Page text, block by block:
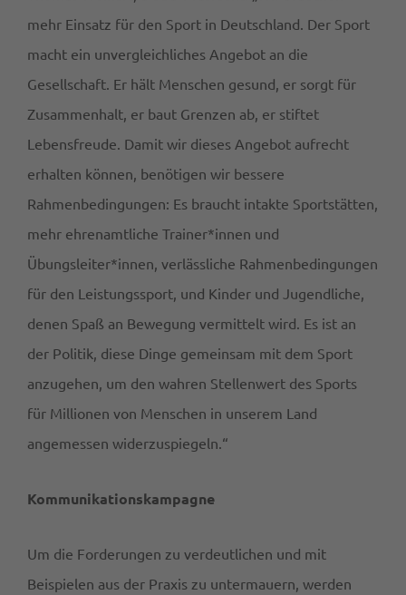
mehr Einsatz für den Sport in Deutschland. Der Sport
macht ein unvergleichliches Angebot an die
Gesellschaft. Er hält Menschen gesund, er sorgt für
Zusammenhalt, er baut Grenzen ab, er stiftet
Lebensfreude. Damit wir dieses Angebot aufrecht
erhalten können, benötigen wir bessere
Rahmenbedingungen: Es braucht intakte Sportstätten,
mehr ehrenamtliche Trainer*innen und
Übungsleiter*innen, verlässliche Rahmenbedingungen
für den Leistungssport, und Kinder und Jugendliche,
denen Spaß an Bewegung vermittelt wird. Es ist an
der Politik, diese Dinge gemeinsam mit dem Sport
anzugehen, um den wahren Stellenwert des Sports
für Millionen von Menschen in unserem Land
angemessen widerzuspiegeln.“
Kommunikationskampagne
Um die Forderungen zu verdeutlichen und mit
Beispielen aus der Praxis zu untermauern, werden